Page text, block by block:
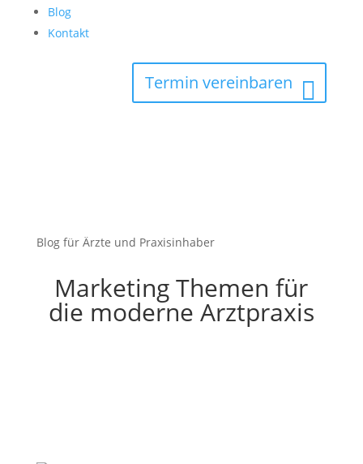
Blog
Kontakt
Termin vereinbaren
Blog für Ärzte und Praxisinhaber
Marketing Themen für
die moderne Arztpraxis